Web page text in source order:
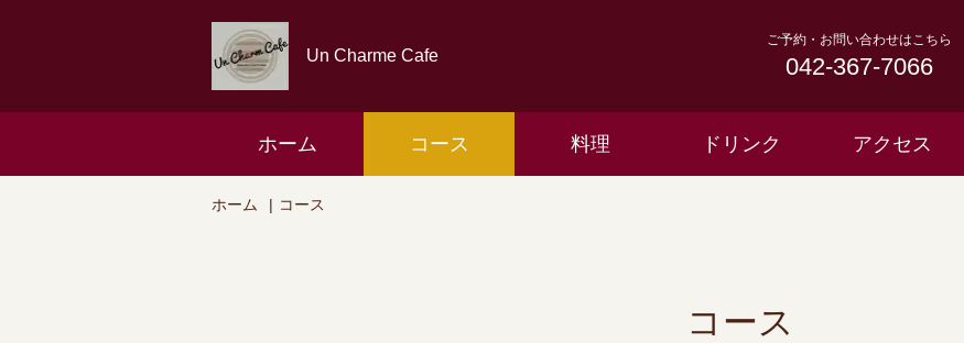
Un Charme Cafe
ご予約・お問い合わせはこちら
042-367-7066
ホーム コース 料理 ドリンク アクセス
ホーム コース
コース